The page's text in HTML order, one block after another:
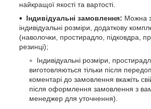
найкращої якості та вартості.
Індивідуальні замовлення: Можна
індивідуальні розміри, додаткову
(наволочки, простирадло, підковдра,
резинці);
Індивідуальні розміри,
виготовляються тільки після
коментарі до замовлення вкажіть
після оформлення замовлення з
менеджер для уточнення).